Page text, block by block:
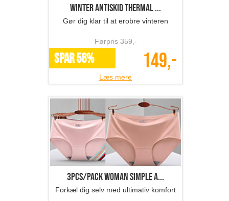
Winter Antiskid Thermal ...
Gør dig klar til at erobre vinteren
Førpris359,-
SPAR 58% 149,-
Læs mere
3pcs/Pack Woman simple a...
Forkæl dig selv med ultimativ komfort